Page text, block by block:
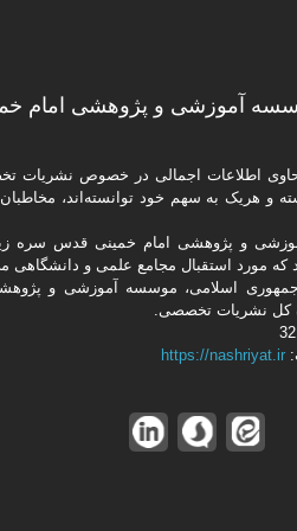
آموزشی و پژوهشی امام
حاوی اطلاعات اجمالی در خصوص نشریات
و هریک به سهم خود توانسته‌اند،
و پژوهشی امام خمینی قدس سره
جمهوری اسلامی، موسسه آموزشی و
كل نشریات تخصصی.
https://nashriyat.ir